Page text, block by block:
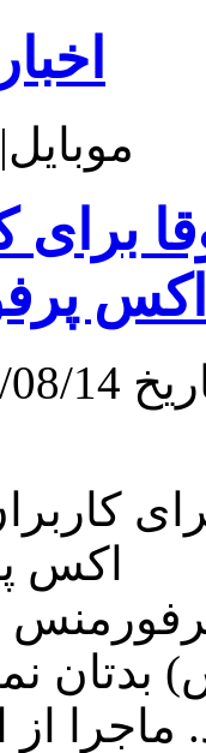
برای
اکس
در
اکس
بدتان
ماجرا